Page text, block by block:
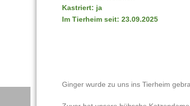
Kastriert: ja
Im Tierheim seit: 23.09.2025
Ginger wurde zu uns ins Tierheim